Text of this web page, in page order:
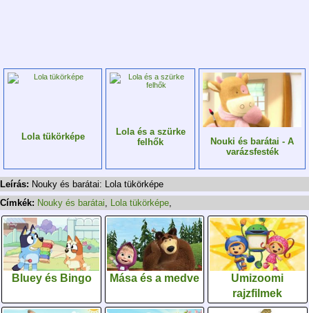
Lola tükörképe
Lola és a szürke
felhők
Nouki és barátai - A
varázsfesték
Leírás: Nouky és barátai: Lola tükörképe
Címkék: Nouky és barátai, Lola tükörképe,
Bluey és Bingo Mása és a medve
Umizoomi
rajzfilmek